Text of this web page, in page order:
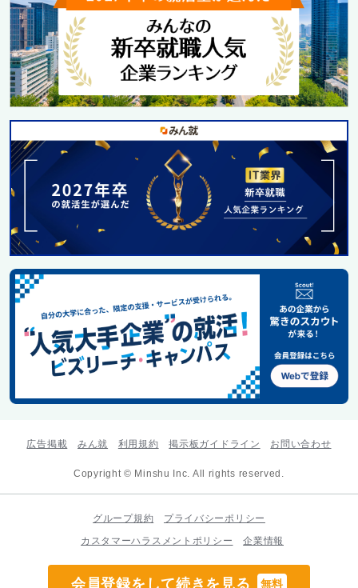
会員登録をして続きを見る 無料
広告掲載 みん就 利用規約 掲示板ガイドライン お問い合わせ
Copyright © Minshu Inc. All rights reserved.
グループ規約
プライバシーポリシー
カスタマーハラスメントポリシー
企業情報